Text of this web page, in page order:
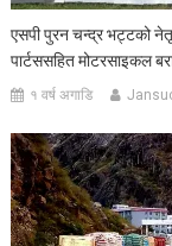
एसपी पुरन चन्द्र भट्टको
पार्टससहित मोटरसाइकल
१ वर्ष अगाडि